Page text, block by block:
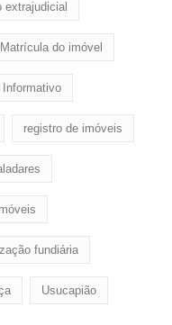
extrajudicial
Matrícula do imóvel
Informativo
registro de imóveis
fundiária
Usucapião